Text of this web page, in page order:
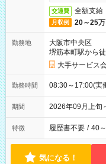
交通費 全額支給
月収例 20～25万
勤務地
大阪市中央区
堺筋本町駅から
大手サービス
勤務時間 08:30～17:00(
期間 2026年09月上
特徴 履歴書不要 / 40
気になる！